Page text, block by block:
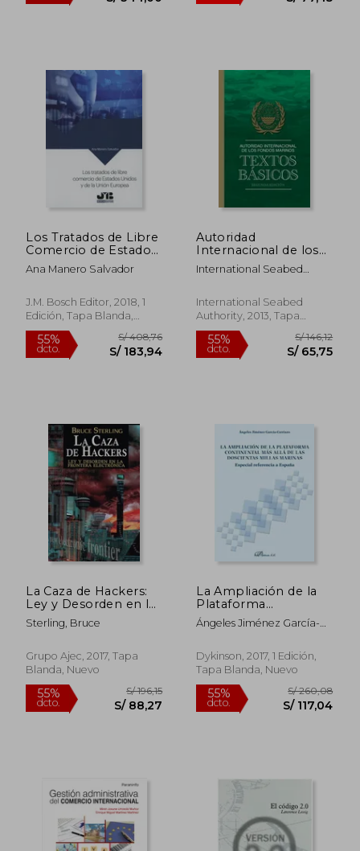
55% 40%
Los Tratados de Libre
Comercio de Estados
Unidos y de la Unión
Europea
Ana Manero Salvador
J.M. Bosch Editor, 2018, 1
Edición, Tapa Blanda,
Nuevo
55%
dcto.
S/ 408,76
Autoridad
Internacional de los
Fondos Marinos:
Textos Básicos
International Seabed
International Seabed
Authority, 2013, Tapa
Blanda, Nuevo
55%
La Caza de Hackers:
Ley y Desorden en la
Frontera Electrónica
Sterling, Bruce
Grupo Ajec, 2017, Tapa
Blanda, Nuevo
La Ampliación de la
Plataforma
Continental más Allá
de las Doscientas
Ángeles Jiménez García-
Dykinson, 2017, 1 Edición,
Tapa Blanda, Nuevo